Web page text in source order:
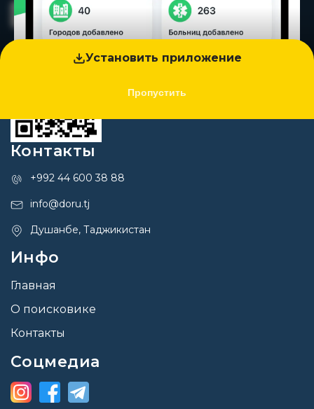
Установить приложение
Пропустить
Контакты
+992 44 600 38 88
info@doru.tj
Душанбе, Таджикистан
Инфо
Главная
О поисковике
Контакты
Соцмедиа